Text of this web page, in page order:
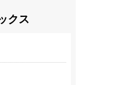
クス